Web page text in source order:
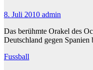
8. Juli 2010 admin
Das berühmte Orakel des
Deutschland gegen
Fussball